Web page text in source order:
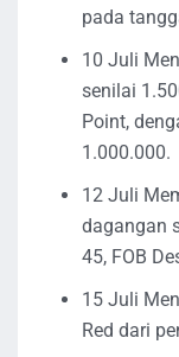
pada
10 Juli
senilai
Point,
1.000.000.
12 Juli
dagangan
45, FOB
15 Juli
Red dari